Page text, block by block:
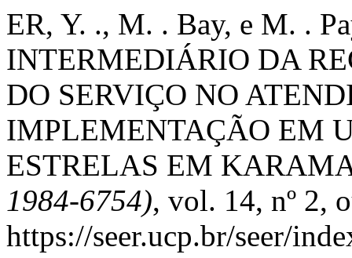
ER, Y. ., M. . Bay, e M. .
INTERMEDIÁRIO DA
DO SERVIÇO NO
IMPLEMENTAÇÃO EM
ESTRELAS EM
1984-6754), vol. 14, nº 2,
https://seer.ucp.br/seer/